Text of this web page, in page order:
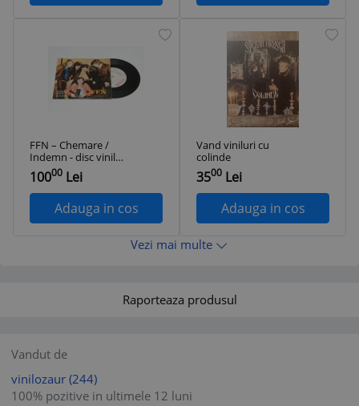
FFN – Chemare /
Indemn - disc vinil
vinyl mic 7"
10000 Lei
Adauga in cos
Vand viniluri cu
colinde
3500 Lei
Adauga in cos
Vezi mai multe
Raporteaza produsul
Vandut de
vinilozaur (244)
100% pozitive in ultimele 12 luni